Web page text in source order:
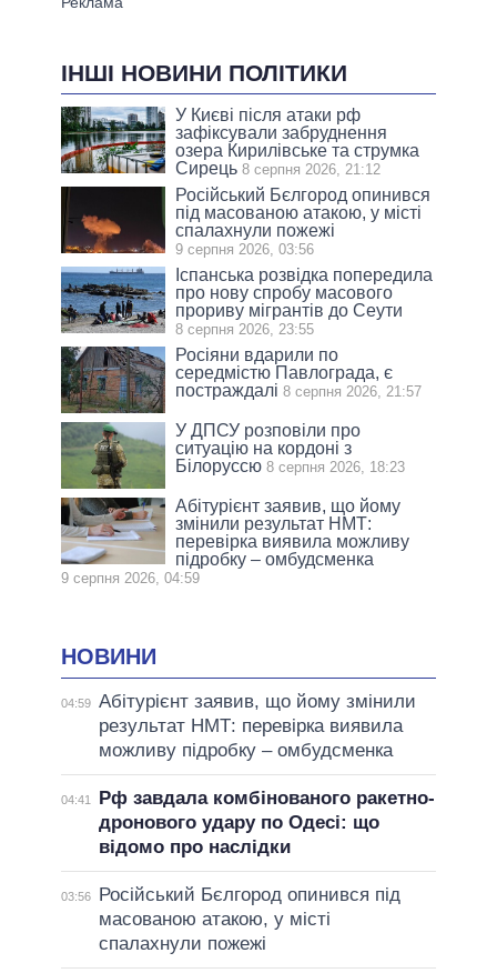
ІНШІ НОВИНИ ПОЛІТИКИ
У Києві після атаки рф
зафіксували забруднення
озера Кирилівське та струмка
Сирець 8 серпня 2026, 21:12
Російський Бєлгород опинився
під масованою атакою, у місті
спалахнули пожежі
9 серпня 2026, 03:56
Іспанська розвідка попередила
про нову спробу масового
прориву мігрантів до Сеути
8 серпня 2026, 23:55
Росіяни вдарили по
середмістю Павлограда, є
постраждалі 8 серпня 2026, 21:57
У ДПСУ розповіли про
ситуацію на кордоні з
Білоруссю 8 серпня 2026, 18:23
Абітурієнт заявив, що йому
змінили результат НМТ:
перевірка виявила можливу
підробку – омбудсменка
9 серпня 2026, 04:59
НОВИНИ
04:59 Абітурієнт заявив, що йому змінили
результат НМТ: перевірка виявила
можливу підробку – омбудсменка
04:41
Рф завдала комбінованого ракетно-
дронового удару по Одесі: що
відомо про наслідки
03:56
Російський Бєлгород опинився під
масованою атакою, у місті
спалахнули пожежі